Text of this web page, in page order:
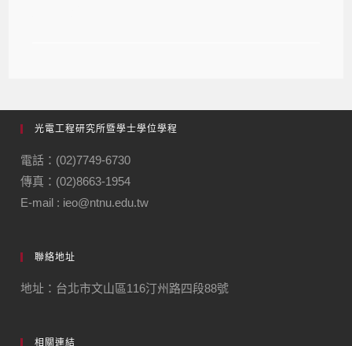
光電工程研究所暨學士學位學程
電話：(02)7749-6730
傳真：(02)8663-1954
E-mail : ieo@ntnu.edu.tw
聯絡地址
地址：台北市文山區116汀州路四段88號
相關連結